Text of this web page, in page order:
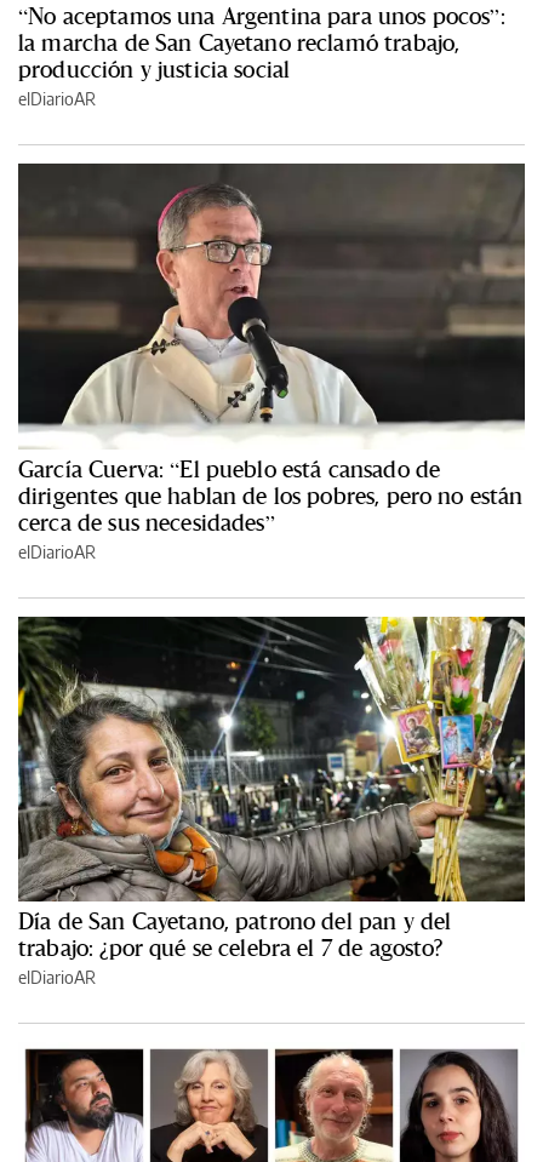
“No aceptamos una Argentina para unos pocos”:
la marcha de San Cayetano reclamó trabajo,
producción y justicia social
elDiarioAR
García Cuerva: “El pueblo está cansado de
dirigentes que hablan de los pobres, pero no están
cerca de sus necesidades”
elDiarioAR
Día de San Cayetano, patrono del pan y del
trabajo: ¿por qué se celebra el 7 de agosto?
elDiarioAR